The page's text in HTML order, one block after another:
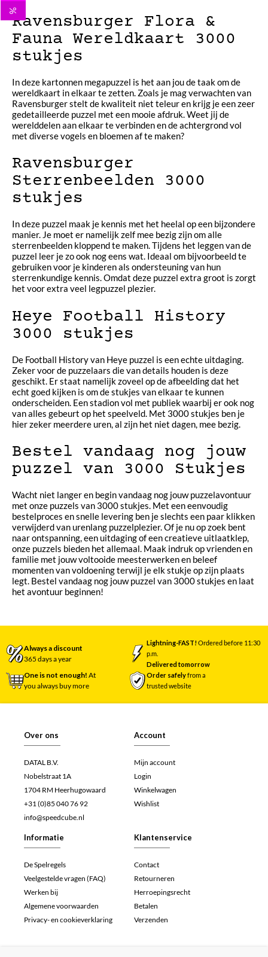
Ravensburger Flora &
Fauna Wereldkaart 3000
stukjes
In deze kartonnen megapuzzel is het aan jou de taak om de
wereldkaart in elkaar te zetten. Zoals je mag verwachten van
Ravensburger stelt de kwaliteit niet teleur en krijg je een zeer
gedetailleerde puzzel met een mooie afdruk. Weet jij de
werelddelen aan elkaar te verbinden en de achtergrond vol
met diverse vogels en bloemen af te maken?
Ravensburger
Sterrenbeelden 3000
stukjes
In deze puzzel maak je kennis met het heelal op een bijzondere
manier. Je moet er namelijk zelf mee bezig zijn om alle
sterrenbeelden kloppend te maken. Tijdens het leggen van de
puzzel leer je zo ook nog eens wat. Ideaal om bijvoorbeeld te
gebruiken voor je kinderen als ondersteuning van hun
sterrenkundige kennis. Omdat deze puzzel extra groot is zorgt
het voor extra veel legpuzzel plezier.
Heye Football History
3000 stukjes
De Football History van Heye puzzel is een echte uitdaging.
Zeker voor de puzzelaars die van details houden is deze
geschikt. Er staat namelijk zoveel op de afbeelding dat het
echt goed kijken is om de stukjes van elkaar te kunnen
onderscheiden. Een stadion vol met publiek waarbij er ook nog
van alles gebeurt op het speelveld. Met 3000 stukjes ben je
hier zeker meerdere uren, al zijn het niet dagen, mee bezig.
Bestel vandaag nog jouw
puzzel van 3000 Stukjes
Wacht niet langer en begin vandaag nog jouw puzzelavontuur
met onze puzzels van 3000 stukjes. Met een eenvoudig
bestelproces en snelle levering ben je slechts een paar klikken
verwijderd van urenlang puzzelplezier. Of je nu op zoek bent
naar ontspanning, een uitdaging of een creatieve uitlaatklep,
onze puzzels bieden het allemaal. Maak indruk op vrienden en
familie met jouw voltooide meesterwerken en beleef
momenten van voldoening terwijl je elk stukje op zijn plaats
legt. Bestel vandaag nog jouw puzzel van 3000 stukjes en laat
het avontuur beginnen!
Always a discount
365 days a year
Lightning-FAST!Ordered before 11:30
p.m.
Delivered tomorrow
One is not enough! At
you always buy more
Order safelyfrom a
trusted website
Over ons
DATAL B.V.
Nobelstraat 1A
1704 RM Heerhugowaard
+31 (0)85 040 76 92
info@speedcube.nl
Account
Mijn account
Login
Winkelwagen
Wishlist
Informatie
De Spelregels
Veelgestelde vragen (FAQ)
Werken bij
Algemene voorwaarden
Privacy- en cookieverklaring
Klantenservice
Contact
Retourneren
Herroepingsrecht
Betalen
Verzenden
%